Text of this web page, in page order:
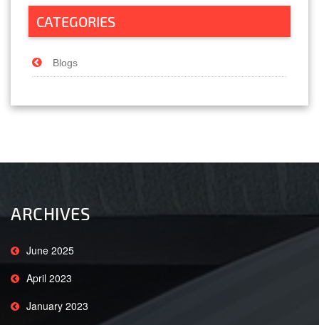
CATEGORIES
Blogs
ARCHIVES
June 2025
April 2023
January 2023